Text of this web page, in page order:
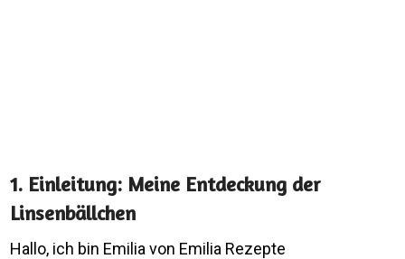
1. Einleitung: Meine Entdeckung der
Linsenbällchen
Hallo, ich bin Emilia von Emilia Rezepte